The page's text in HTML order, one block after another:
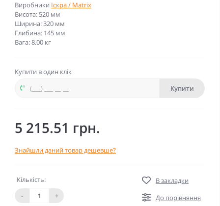
Виробники Іскра / Matrix
Висота: 520 мм
Ширина: 320 мм
Глибина: 145 мм
Вага: 8.00 кг
Купити в один клік
Купити
5 215.51 грн.
Знайшли даний товар дешевше?
Кількість:
-
+
В закладки
До порівняння